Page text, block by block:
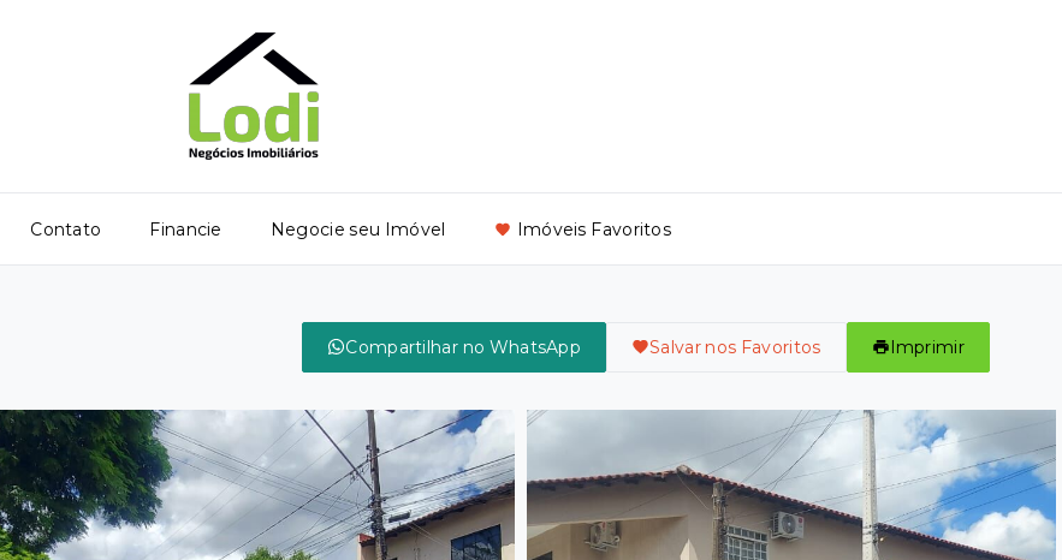
Contato Financie Negocie seu Imóvel Imóveis Favoritos
Compartilhar no WhatsApp Salvar nos Favoritos Imprimir